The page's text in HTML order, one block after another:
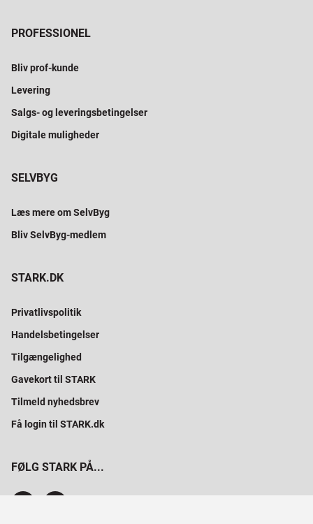
PROFESSIONEL
Bliv prof-kunde
Levering
Salgs- og leveringsbetingelser
Digitale muligheder
SELVBYG
Læs mere om SelvByg
Bliv SelvByg-medlem
STARK.DK
Privatlivspolitik
Handelsbetingelser
Tilgængelighed
Gavekort til STARK
Tilmeld nyhedsbrev
Få login til STARK.dk
FØLG STARK PÅ...